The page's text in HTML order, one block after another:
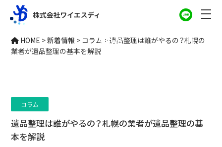
新着情報
NEWS
HOME >新着情報 > コラム >遺品整理は誰がやるの？札幌の
業者が遺品整理の基本を解説
コラム
遺品整理は誰がやるの？札幌の業者が遺品整理の基
本を解説